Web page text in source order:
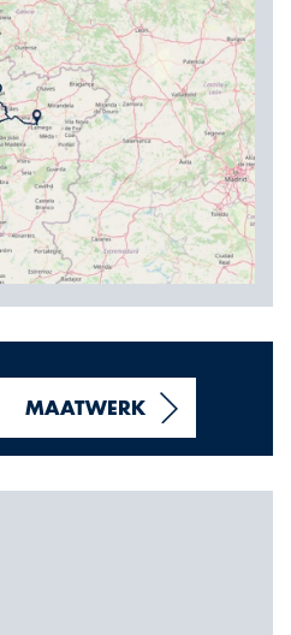
MAATWERK